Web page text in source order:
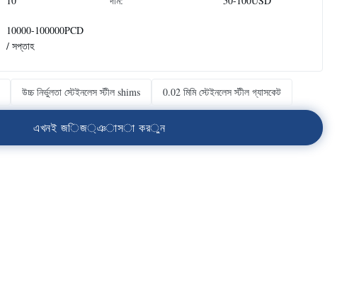
10000-100000PCD
/ সপ্তাহ
উচ্চ নির্ভুলতা স্টেইনলেস স্টীল shims 0.02 মিমি স্টেইনলেস স্টীল গ্যাসকেট
এখনই জিজ্ঞাসা করুন